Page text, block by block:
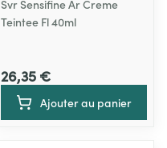
Svr Sensifine Ar Creme
Teintee Fl 40ml
26,35 €
Ajouter au panier